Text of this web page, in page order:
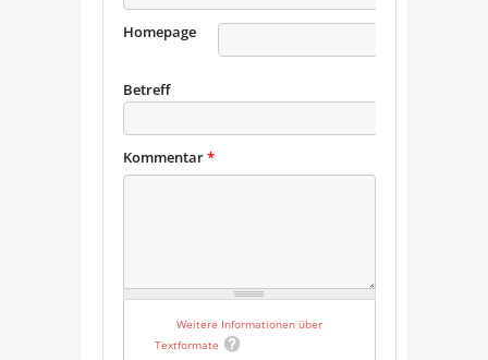
Homepage
Betreff
Kommentar*
Weitere Informationen über
Textformate